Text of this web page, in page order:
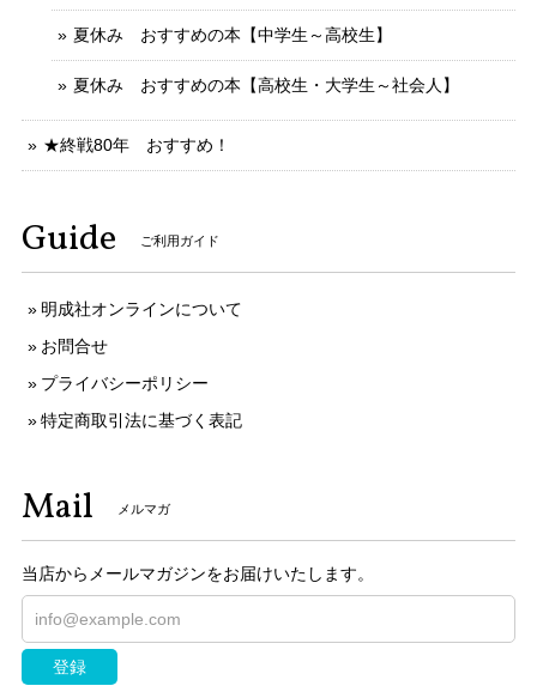
夏休み おすすめの本【中学生～高校生】
夏休み おすすめの本【高校生・大学生～社会人】
★終戦80年 おすすめ！
Guide ご利用ガイド
明成社オンラインについて
お問合せ
プライバシーポリシー
特定商取引法に基づく表記
Mail メルマガ
当店からメールマガジンをお届けいたします。
登録